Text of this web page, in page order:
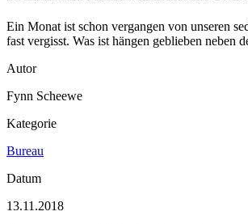
Ein Monat ist schon vergangen von unseren
fast vergisst. Was ist hängen geblieben neben
Autor
Fynn Scheewe
Kategorie
Bureau
Datum
13.11.2018